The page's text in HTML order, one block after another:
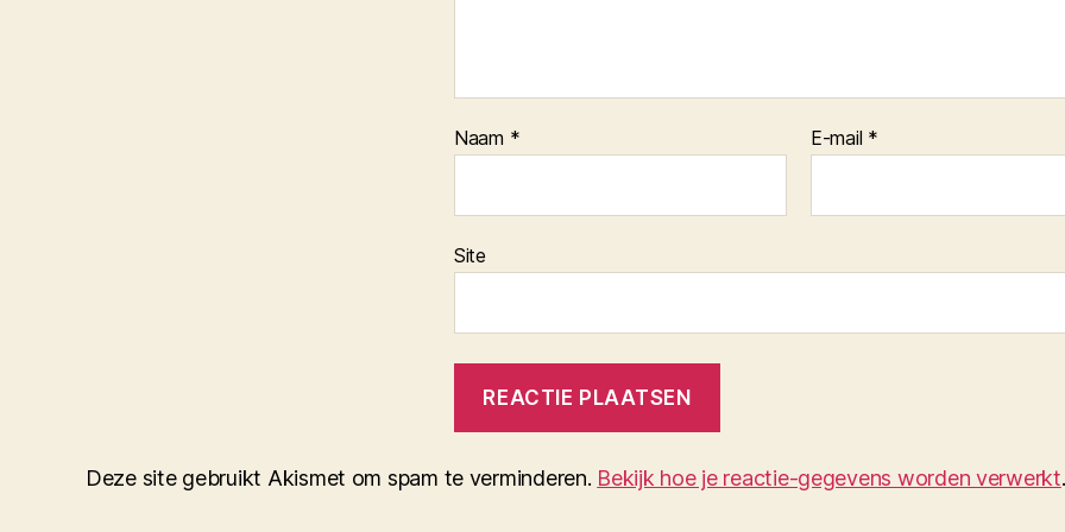
Naam * E-mail *
Site
Deze site gebruikt Akismet om spam te verminderen. Bekijk hoe je reactie-gegevens worden verwerkt.